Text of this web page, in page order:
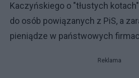
Kaczyńskiego o "tłustych
do osób powiązanych z PiS, a
pieniądze w państwowych
Reklama